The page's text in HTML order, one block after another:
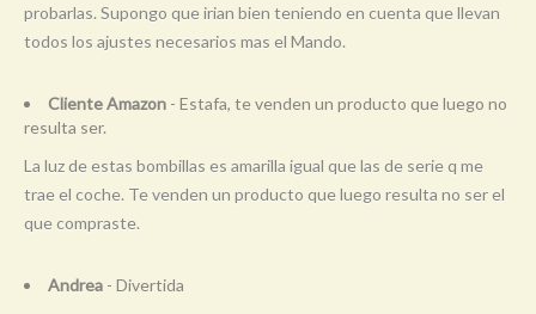
probarlas. Supongo que irian bien teniendo en cuenta que llevan
todos los ajustes necesarios mas el Mando.
Cliente Amazon - Estafa, te venden un producto que luego no
resulta ser.
La luz de estas bombillas es amarilla igual que las de serie q me
trae el coche. Te venden un producto que luego resulta no ser el
que compraste.
Andrea - Divertida